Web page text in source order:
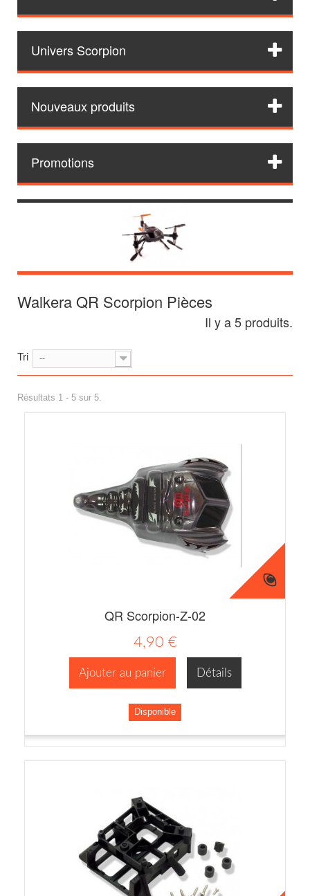
Univers Scorpion
Nouveaux produits
Promotions
Walkera QR Scorpion Pièces
Il y a 5 produits.
Tri --
Résultats 1 - 5 sur 5.
QR Scorpion-Z-02
4,90 €
Ajouter au panier Détails
Disponible